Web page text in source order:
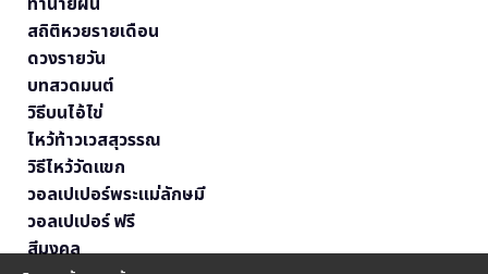
สถิติหวยรายเดือน
ดวงรายวัน
บทสวดมนต์
วิธีบนไอ้ไข่
ไหว้ท้าวเวสสุวรรณ
วิธีไหว้วัดแขก
วอลเปเปอร์พระแม่ลักษมี
วอลเปเปอร์ ฟรี
สีมงคล